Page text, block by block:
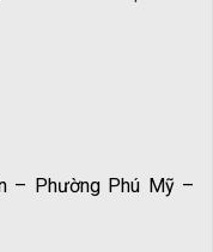
– Phường Phú Mỹ –